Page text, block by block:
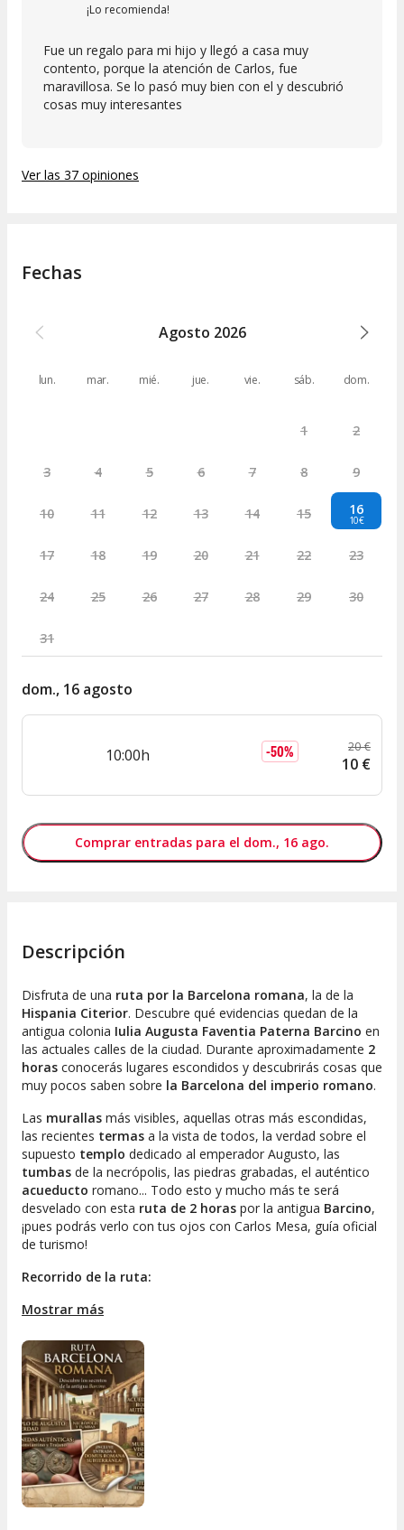
¡Lo recomienda!
Fue un regalo para mi hijo y llegó a casa muy
contento, porque la atención de Carlos, fue
maravillosa. Se lo pasó muy bien con el y descubrió
cosas muy interesantes
Ver las 37 opiniones
Fechas
Agosto 2026
lun. mar. mié. jue. vie. sáb. dom.
1 2
3 4 5 6 7 8 9
10 11 12 13 14 15 16
10€
17 18 19 20 21 22 23
24 25 26 27 28 29 30
31
dom., 16 agosto
10:00h -50% 20 €
10 €
Comprar entradas para el dom., 16 ago.
Descripción
Disfruta de una ruta por la Barcelona romana, la de la
Hispania Citerior. Descubre qué evidencias quedan de la
antigua colonia Iulia Augusta Faventia Paterna Barcino en
las actuales calles de la ciudad. Durante aproximadamente 2
horas conocerás lugares escondidos y descubrirás cosas que
muy pocos saben sobre la Barcelona del imperio romano.
Las murallas más visibles, aquellas otras más escondidas,
las recientes termas a la vista de todos, la verdad sobre el
supuesto templo dedicado al emperador Augusto, las
tumbas de la necrópolis, las piedras grabadas, el auténtico
acueducto romano... Todo esto y mucho más te será
desvelado con esta ruta de 2 horas por la antigua Barcino,
¡pues podrás verlo con tus ojos con Carlos Mesa, guía oficial
de turismo!
Recorrido de la ruta:
Necrópolis romana
La puerta Praetoriana
Las murallas visibles y las murallas escondidas
El supuesto templo romano de Augusto
La puerta de Augusto en el Palau de la Generalitat.
El foro romano.
Inscripciones romanas, muralla romana junto a
medieval
Restos de domus
Mostrar más